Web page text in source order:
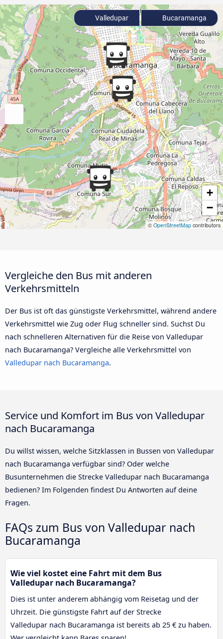
+
−
©OpenStreetMap contributors
Valledupar Bucaramanga
Vergleiche den Bus mit anderen
Verkehrsmitteln
Der Bus ist oft das günstigste Verkehrsmittel, während andere
Verkehrsmittel wie Zug oder Flug schneller sind. Suchst Du
nach schnelleren Alternativen für die Reise von Valledupar
nach Bucaramanga? Vergleiche alle Verkehrsmittel von
Valledupar nach Bucaramanga.
Service und Komfort im Bus von Valledupar
nach Bucaramanga
Du willst wissen, welche Sitzklassen in Bussen von Valledupar
nach Bucaramanga verfügbar sind? Oder welche
Busunternehmen die Strecke Valledupar nach Bucaramanga
bedienen? Im Folgenden findest Du Antworten auf deine
Fragen.
FAQs zum Bus von Valledupar nach
Bucaramanga
Wie viel kostet eine Fahrt mit dem Bus
Valledupar nach Bucaramanga?
Dies ist unter anderem abhängig vom Reisetag und der
Uhrzeit. Die günstigste Fahrt auf der Strecke
Valledupar nach Bucaramanga ist bereits ab 25 € zu haben.